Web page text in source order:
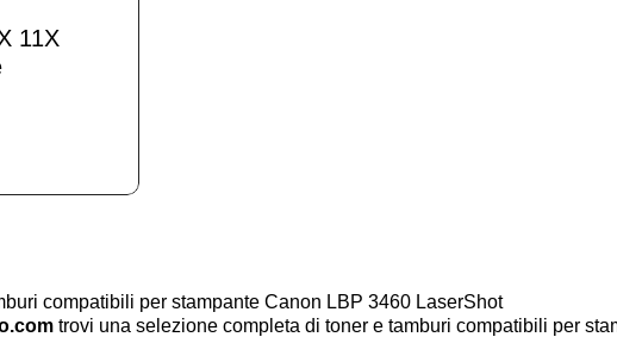
11X
compatibili per stampante Canon LBP 3460 LaserShot
trovi una selezione completa di toner e tamburi compatibili per